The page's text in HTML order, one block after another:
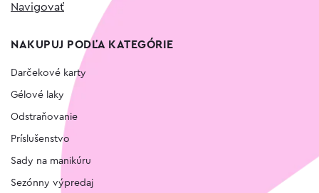
Navigovať
NAKUPUJ PODĽA KATEGÓRIE
Darčekové karty
Gélové laky
Odstraňovanie
Príslušenstvo
Sady na manikúru
Sezónny výpredaj